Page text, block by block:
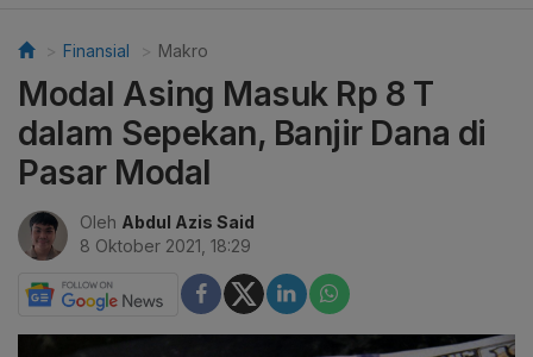
Finansial Makro
Modal Asing Masuk Rp 8 T
dalam Sepekan, Banjir Dana di
Pasar Modal
Oleh Abdul Azis Said
8 Oktober 2021, 18:29